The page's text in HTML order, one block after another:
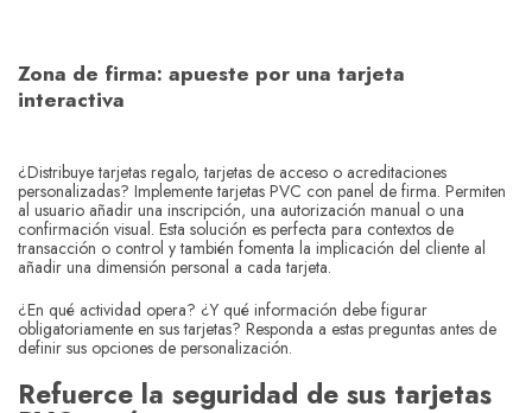
Zona de firma: apueste por una tarjeta
interactiva
¿Distribuye tarjetas regalo, tarjetas de acceso o acreditaciones
personalizadas? Implemente tarjetas PVC con panel de firma. Permiten
al usuario añadir una inscripción, una autorización manual o una
confirmación visual. Esta solución es perfecta para contextos de
transacción o control y también fomenta la implicación del cliente al
añadir una dimensión personal a cada tarjeta.
¿En qué actividad opera? ¿Y qué información debe figurar
obligatoriamente en sus tarjetas? Responda a estas preguntas antes de
definir sus opciones de personalización.
Refuerce la seguridad de sus tarjetas